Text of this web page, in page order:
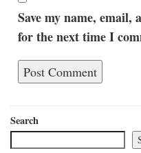
Save my name, email,
for the next time I
Search